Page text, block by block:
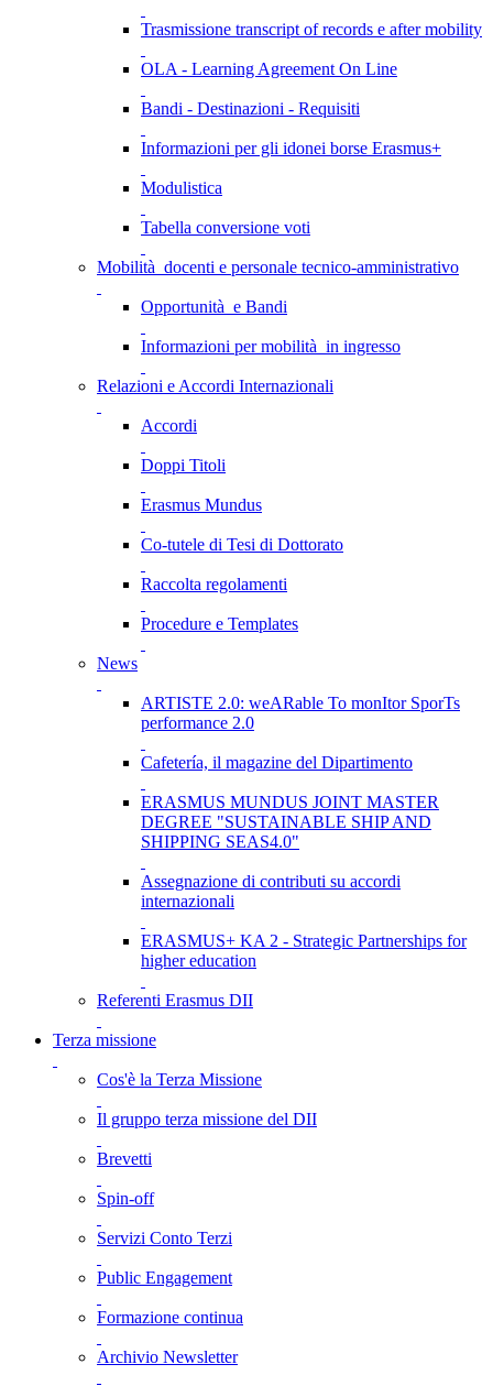
Trasmissione transcript of records e after mobility
OLA - Learning Agreement On Line
Bandi - Destinazioni - Requisiti
Informazioni per gli idonei borse Erasmus+
Modulistica
Tabella conversione voti
Mobilità docenti e personale tecnico-amministrativo
Opportunità e Bandi
Informazioni per mobilità in ingresso
Relazioni e Accordi Internazionali
Accordi
Doppi Titoli
Erasmus Mundus
Co-tutele di Tesi di Dottorato
Raccolta regolamenti
Procedure e Templates
News
ARTISTE 2.0: weARable To monItor SporTs
performance 2.0
Cafetería, il magazine del Dipartimento
ERASMUS MUNDUS JOINT MASTER
DEGREE "SUSTAINABLE SHIP AND
SHIPPING SEAS4.0"
Assegnazione di contributi su accordi
internazionali
ERASMUS+ KA 2 - Strategic Partnerships for
higher education
Referenti Erasmus DII
Terza missione
Cos'è la Terza Missione
Il gruppo terza missione del DII
Brevetti
Spin-off
Servizi Conto Terzi
Public Engagement
Formazione continua
Archivio Newsletter